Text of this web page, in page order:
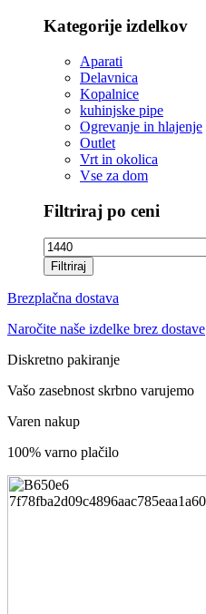
datumu
Kategorije izdelkov
Aparati
Delavnica
Kopalnice
kuhinjske pipe
Ogrevanje in hlajenje
Outlet
Vrt in okolica
Vse za dom
Filtriraj po ceni
Min
cena
Filtriraj
Brezplačna dostava
Naročite naše izdelke brez dostave
Diskretno pakiranje
Vašo zasebnost skrbno varujemo
Varen nakup
100% varno plačilo